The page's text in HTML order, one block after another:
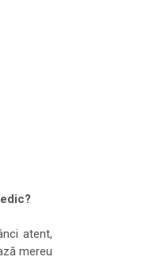
atent,
mereu